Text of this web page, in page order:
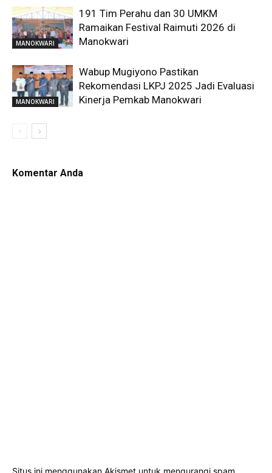
MANOKWARI
191 Tim Perahu dan 30 UMKM
Ramaikan Festival Raimuti 2026 di
Manokwari
MANOKWARI
Wabup Mugiyono Pastikan
Rekomendasi LKPJ 2025 Jadi Evaluasi
Kinerja Pemkab Manokwari
Komentar Anda
Situs ini menggunakan Akismet untuk mengurangi spam.